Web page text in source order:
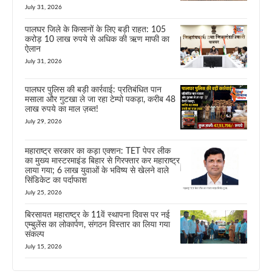
July 31, 2026
पालघर जिले के किसानों के लिए बड़ी राहत: 105
करोड़ 10 लाख रुपये से अधिक की ऋण माफी का
ऐलान
July 31, 2026
पालघर पुलिस की बड़ी कार्रवाई: प्रतिबंधित पान
मसाला और गुटखा ले जा रहा टेम्पो पकड़ा, करीब 48
लाख रुपये का माल ज़ब्त!
July 29, 2026
महाराष्ट्र सरकार का कड़ा एक्शन: TET पेपर लीक
का मुख्य मास्टरमाइंड बिहार से गिरफ्तार कर महाराष्ट्र
लाया गया; 6 लाख युवाओं के भविष्य से खेलने वाले
सिंडिकेट का पर्दाफाश
July 25, 2026
बिरसायत महाराष्ट्र के 11वें स्थापना दिवस पर नई
एम्बुलेंस का लोकार्पण, संगठन विस्तार का लिया गया
संकल्प
July 15, 2026